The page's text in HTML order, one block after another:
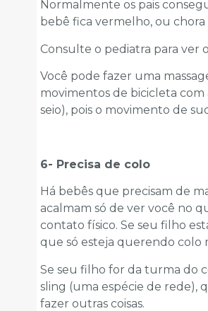
Normalmente os pais
bebê fica vermelho, ou
Consulte o pediatra para ver
Você pode fazer uma
movimentos de bicicleta
seio), pois o movimento de
6- Precisa de colo
Há bebês que precisam de
acalmam só de ver você no
contato físico. Se seu filho
que só esteja querendo colo
Se seu filho for da turma do
sling (uma espécie de rede),
fazer outras coisas.